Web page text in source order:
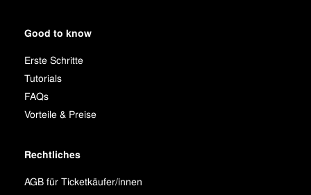
Good to know
Erste Schritte
Tutorials
FAQs
Vorteile & Preise
Rechtliches
AGB für Ticketkäufer/innen